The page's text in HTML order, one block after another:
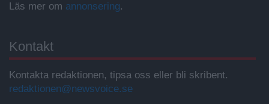
Läs mer om annonsering.
Kontakt
Kontakta redaktionen, tipsa oss eller bli skribent.
redaktionen@newsvoice.se